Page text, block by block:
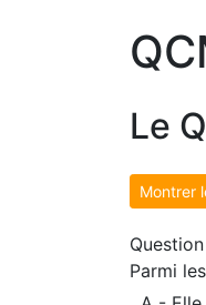
Le
Montrer
Parmi